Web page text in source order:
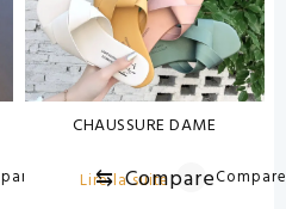
CHAUSSURE DAME
Lire la suite
⇆ Compare